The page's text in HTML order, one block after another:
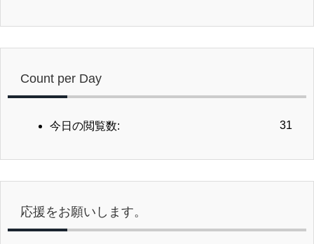
Count per Day
31
今日の閲覧数:
応援をお願いします。